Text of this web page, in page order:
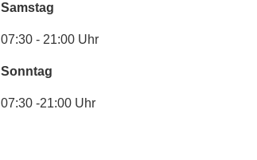
Samstag
07:30 - 21:00 Uhr
Sonntag
07:30 -21:00 Uhr